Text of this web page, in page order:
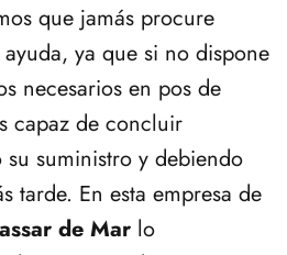
que jamás procure
ya que si no dispone
necesarios en pos de
capaz de concluir
suministro y debiendo
tarde. En esta empresa de
de Mar lo